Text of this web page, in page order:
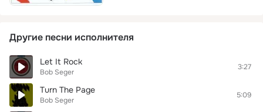
Другие песни исполнителя
Let It Rock
Bob Seger
3:27
Turn The Page
Bob Seger
5:09